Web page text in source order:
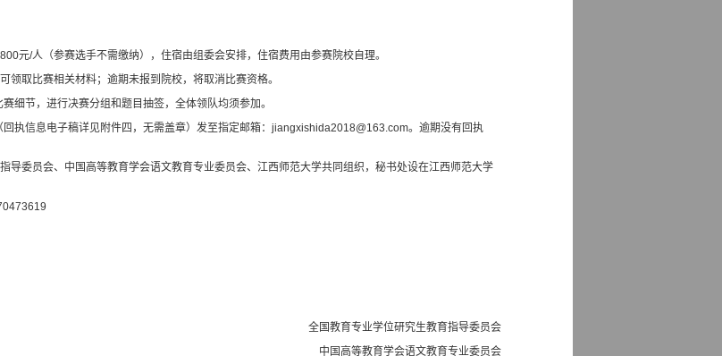
800元/人（参赛选手不需缴纳），住宿由组委会安排，住宿费用由参赛院校自理。
领取比赛相关材料；逾期未报到院校，将取消比赛资格。
细节，进行决赛分组和题目抽签，全体领队均须参加。
执信息电子稿详见附件四，无需盖章）发至指定邮箱：jiangxishida2018@163.com。逾期没有回执
导委员会、中国高等教育学会语文教育专业委员会、江西师范大学共同组织，秘书处设在江西师范大学
全国教育专业学位研究生教育指导委员会
中国高等教育学会语文教育专业委员会